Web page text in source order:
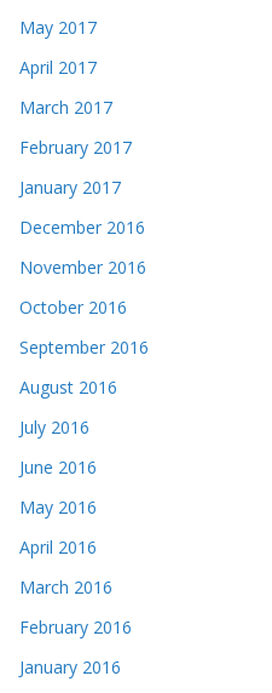
May 2017
April 2017
March 2017
February 2017
January 2017
December 2016
November 2016
October 2016
September 2016
August 2016
July 2016
June 2016
May 2016
April 2016
March 2016
February 2016
January 2016